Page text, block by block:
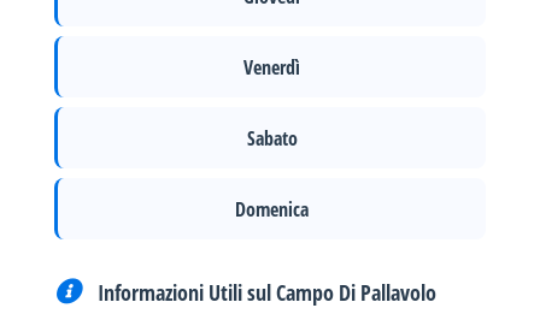
Venerdì
Sabato
Domenica
Informazioni Utili sul Campo Di Pallavolo